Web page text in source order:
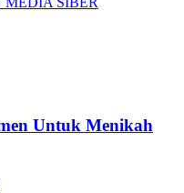
Untuk Menikah